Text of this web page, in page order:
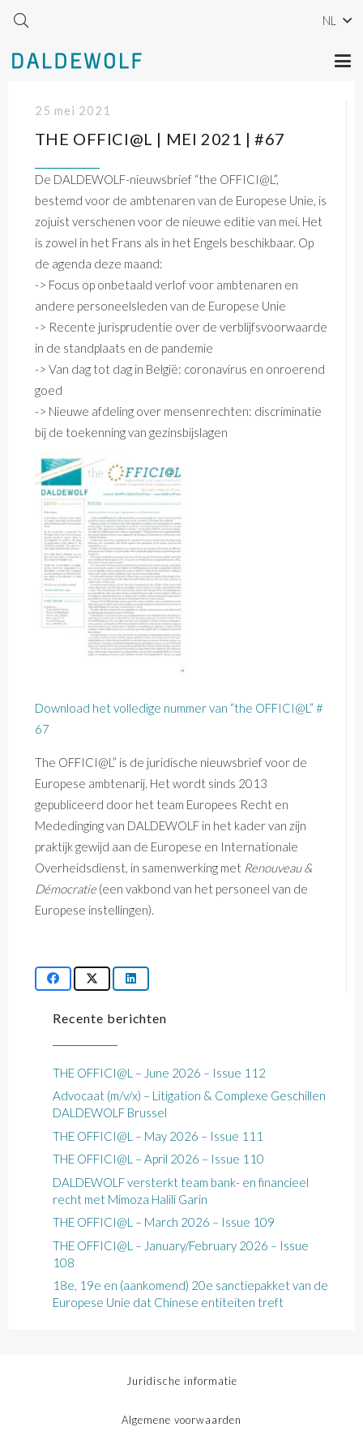
NL
25 mei 2021
THE OFFICI@L | MEI 2021 | #67
De DALDEWOLF-nieuwsbrief “the OFFICI@L”,
bestemd voor de ambtenaren van de Europese Unie, is
zojuist verschenen voor de nieuwe editie van mei. Het
is zowel in het Frans als in het Engels beschikbaar. Op
de agenda deze maand:
-> Focus op onbetaald verlof voor ambtenaren en
andere personeelsleden van de Europese Unie
-> Recente jurisprudentie over de verblijfsvoorwaarde
in de standplaats en de pandemie
-> Van dag tot dag in België: coronavirus en onroerend
goed
-> Nieuwe afdeling over mensenrechten: discriminatie
bij de toekenning van gezinsbijslagen
Download het volledige nummer van “the OFFICI@L” #
67
The OFFICI@L” is de juridische nieuwsbrief voor de
Europese ambtenarij. Het wordt sinds 2013
gepubliceerd door het team Europees Recht en
Mededinging van DALDEWOLF in het kader van zijn
praktijk gewijd aan de Europese en Internationale
Overheidsdienst, in samenwerking met Renouveau &
Démocratie(een vakbond van het personeel van de
Europese instellingen).
Recente berichten
THE OFFICI@L – June 2026 – Issue 112
Advocaat (m/v/x) – Litigation & Complexe Geschillen
DALDEWOLF Brussel
THE OFFICI@L – May 2026 – Issue 111
THE OFFICI@L – April 2026 – Issue 110
DALDEWOLF versterkt team bank- en financieel
recht met Mimoza Halili Garin
THE OFFICI@L – March 2026 – Issue 109
THE OFFICI@L – January/February 2026 – Issue
108
18e, 19e en (aankomend) 20e sanctiepakket van de
Europese Unie dat Chinese entiteiten treft
Juridische informatie
Algemene voorwaarden